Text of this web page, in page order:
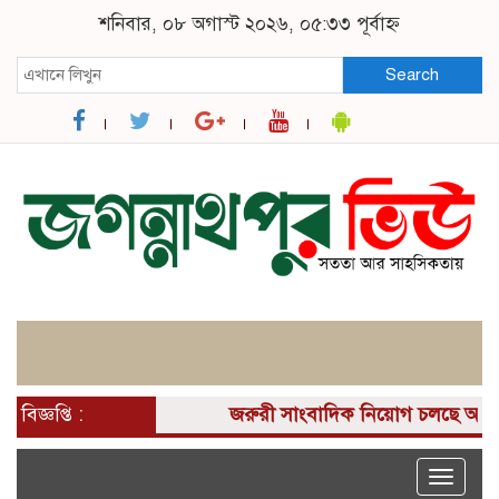
শনিবার, ০৮ অগাস্ট ২০২৬, ০৫:৩৩ পূর্বাহ্ন
Search
বিজ্ঞপ্তি : জরুরী সাংবাদিক নিয়োগ চলছে
Toggle